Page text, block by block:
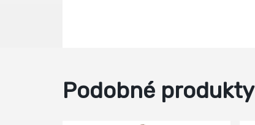
Podobné produkty